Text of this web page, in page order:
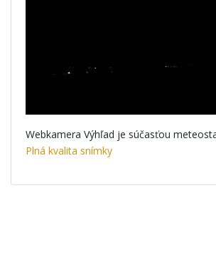
Webkamera Výhľad je súčasťou
Plná kvalita snímky